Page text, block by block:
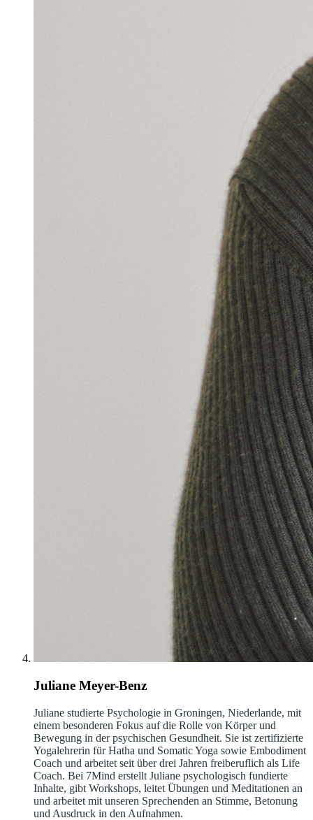
Juliane Meyer-Benz
Juliane studierte Psychologie in Groningen, Niederlande, mit
einem besonderen Fokus auf die Rolle von Körper und
Bewegung in der psychischen Gesundheit. Sie ist zertifizierte
Yogalehrerin für Hatha und Somatic Yoga sowie Embodiment
Coach und arbeitet seit über drei Jahren freiberuflich als Life
Coach. Bei 7Mind erstellt Juliane psychologisch fundierte
Inhalte, gibt Workshops, leitet Übungen und Meditationen an
und arbeitet mit unseren Sprechenden an Stimme, Betonung
und Ausdruck in den Aufnahmen.